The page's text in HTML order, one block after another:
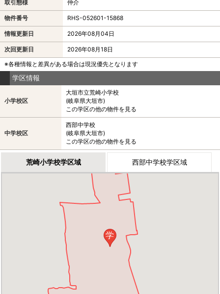
取引態様 仲介
物件番号 RHS-052601-15868
情報更新日 2026年08月04日
次回更新日
2026年08月18日
※各種情報と差異がある場合は現況優先となります
学区情報
小学校区
大垣市立荒崎小学校
(岐阜県大垣市)
この学区の他の物件を見る
中学校区
西部中学校
(岐阜県大垣市)
この学区の他の物件を見る
荒崎小学校学区域 西部中学校学区域
学